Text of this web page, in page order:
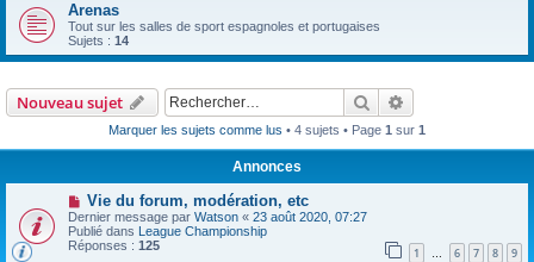
Arenas
Tout sur les salles de sport espagnoles et portugaises
Sujets : 14
Nouveau sujet Rechercher
Marquer les sujets comme lus • 4 sujets • Page 1 sur 1
Annonces
Vie du forum, modération, etc
Dernier message par Watson « 23 août 2020, 07:27
Publié dans League Championship
Réponses : 125 1 … 6 7 8 9